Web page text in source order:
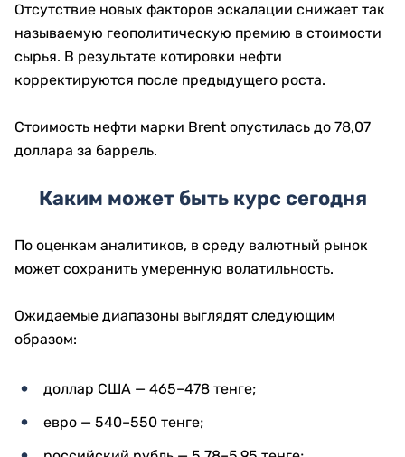
Отсутствие новых факторов эскалации снижает так
называемую геополитическую премию в стоимости
сырья. В результате котировки нефти
корректируются после предыдущего роста.
Стоимость нефти марки Brent опустилась до 78,07
доллара за баррель.
Каким может быть курс сегодня
По оценкам аналитиков, в среду валютный рынок
может сохранить умеренную волатильность.
Ожидаемые диапазоны выглядят следующим
образом:
доллар США — 465–478 тенге;
евро — 540–550 тенге;